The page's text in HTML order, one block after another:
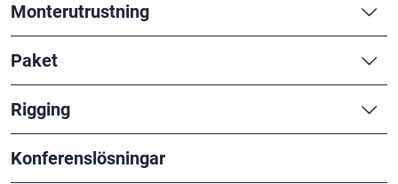
Monterutrustning
Paket
Rigging
Konferenslösningar